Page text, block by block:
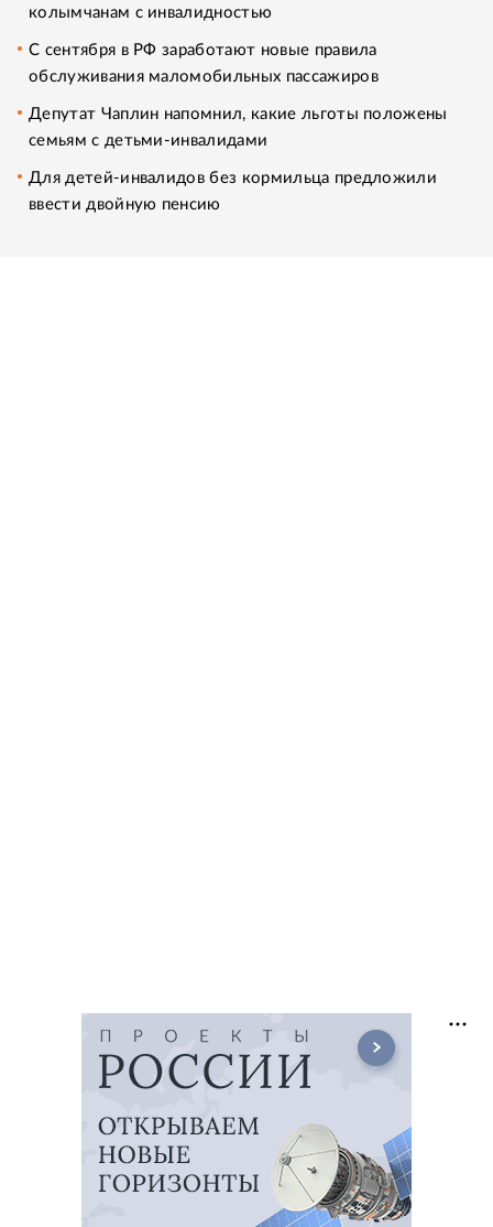
колымчанам с инвалидностью
С сентября в РФ заработают новые правила
обслуживания маломобильных пассажиров
Депутат Чаплин напомнил, какие льготы положены
семьям с детьми-инвалидами
Для детей-инвалидов без кормильца предложили
ввести двойную пенсию